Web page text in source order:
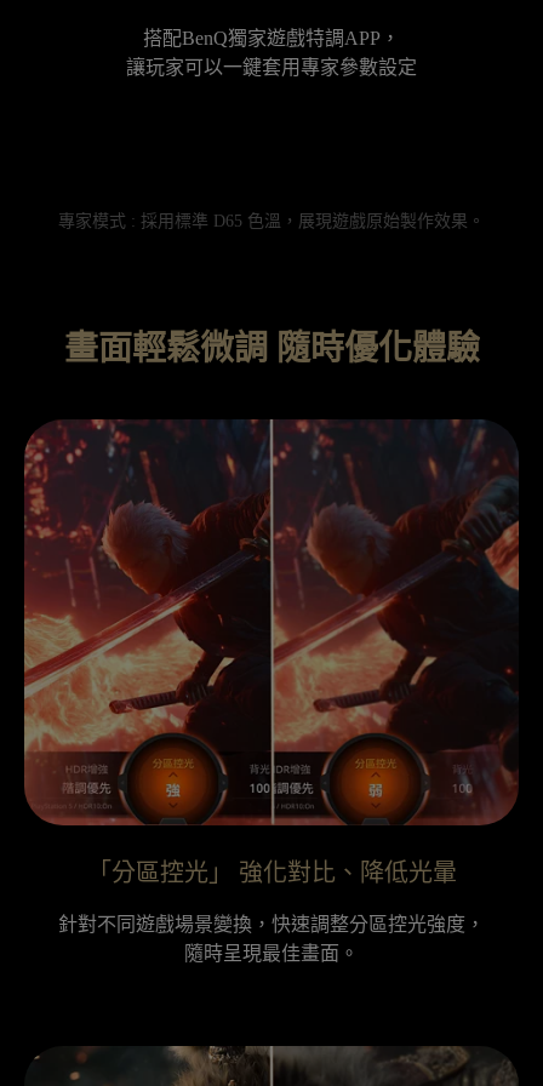
搭配BenQ獨家遊戲特調APP，
讓玩家可以一鍵套用專家參數設定
專家模式 : 採用標準 D65 色溫，展現遊戲原始製作效果。
畫面輕鬆微調 隨時優化體驗
「分區控光」 強化對比、降低光暈
針對不同遊戲場景變換，快速調整分區控光強度，
隨時呈現最佳畫面。